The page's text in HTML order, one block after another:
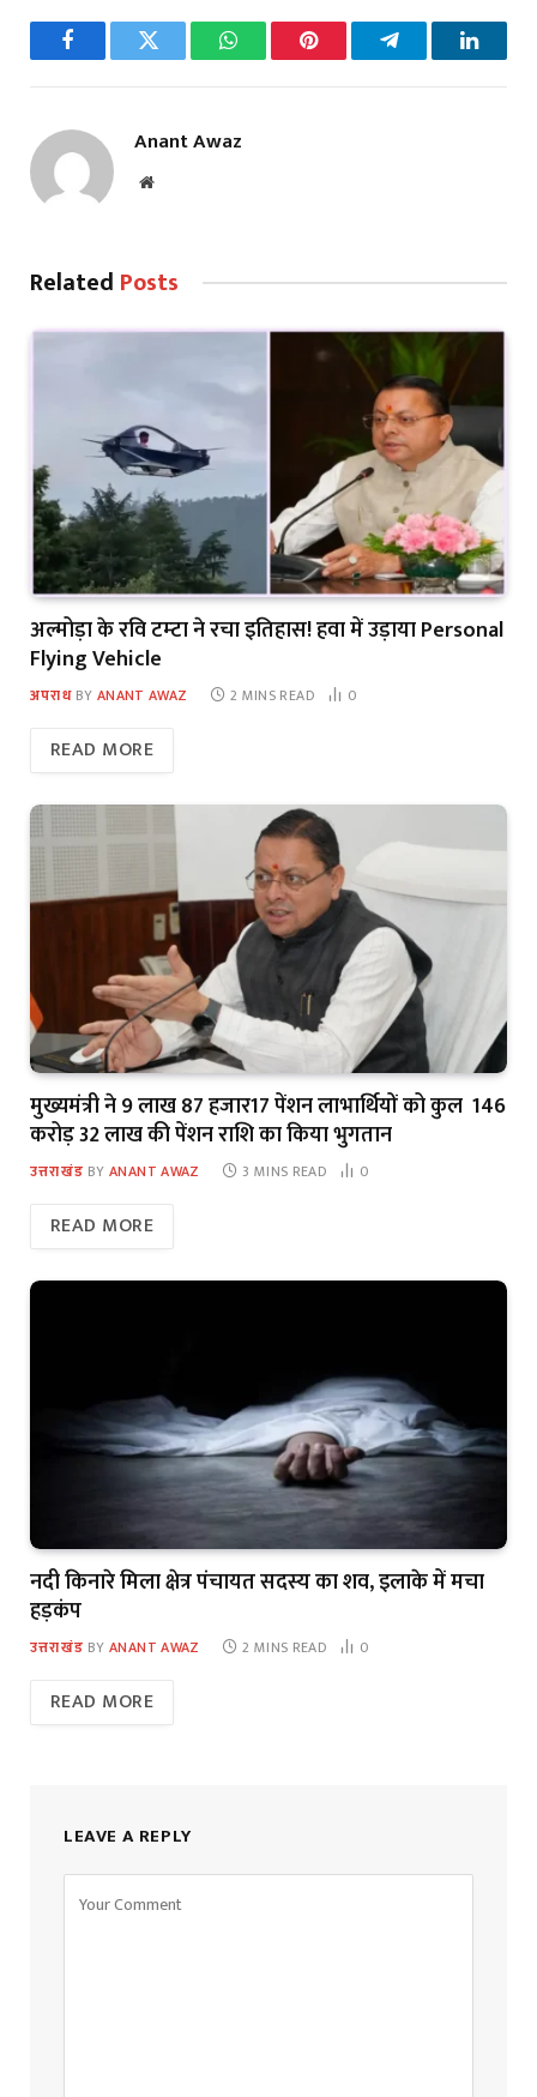
FacebookTwitter WhatsAppPinterest Telegram
Anant Awaz
Website
Related Posts
अल्मोड़ा के रवि टम्टा ने रचा इतिहास! हवा में उड़ाया Personal
Flying Vehicle
अपराध BY ANANT AWAZ 2 MINS READ 0
READ MORE
मुख्यमंत्री ने 9 लाख 87 हजार17 पेंशन लाभार्थियों को कुल ₹ 146
करोड़ 32 लाख की पेंशन राशि का किया भुगतान
उत्तराखंड BY ANANT AWAZ 3 MINS READ 0
READ MORE
नदी किनारे मिला क्षेत्र पंचायत सदस्य का शव, इलाके में मचा
हड़कंप
उत्तराखंड BY ANANT AWAZ 2 MINS READ 0
READ MORE
LEAVE A REPLY